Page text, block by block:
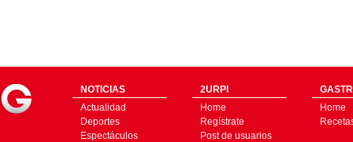
NOTICIAS
Actualidad
Deportes
Espectáculos
2URPI
Home
Regístrate
Post de usuarios
Home